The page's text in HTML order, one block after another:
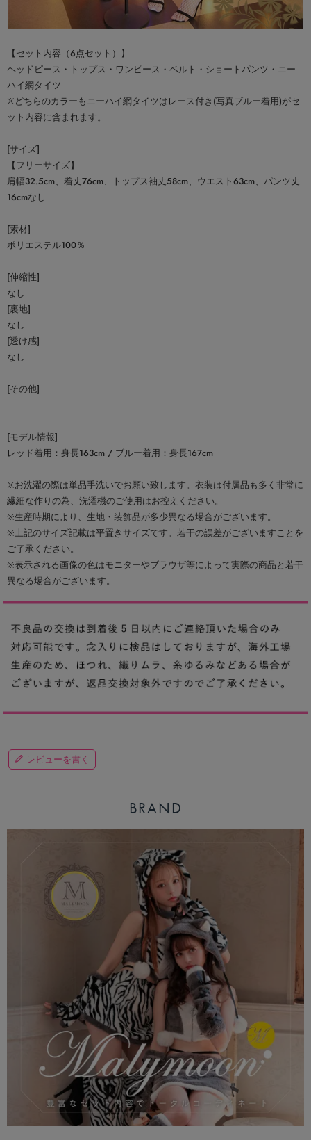
【セット内容（6点セット）】
ヘッドピース・トップス・ワンピース・ベルト・ショートパンツ・ニー
ハイ網タイツ
※どちらのカラーもニーハイ網タイツはレース付き(写真ブルー着用)がセ
ット内容に含まれます。
[サイズ]
【フリーサイズ】
肩幅32.5cm、着丈76cm、トップス袖丈58cm、ウエスト63cm、パンツ丈
16cmなし
[素材]
ポリエステル100％
[伸縮性]
なし
[裏地]
なし
[透け感]
なし
[その他]
[モデル情報]
レッド着用：身長163cm / ブルー着用：身長167cm
※お洗濯の際は単品手洗いでお願い致します。衣装は付属品も多く非常に
繊細な作りの為、洗濯機のご使用はお控えください。
※生産時期により、生地・装飾品が多少異なる場合がございます。
※上記のサイズ記載は平置きサイズです。若干の誤差がございますことを
ご了承ください。
※表示される画像の色はモニターやブラウザ等によって実際の商品と若干
異なる場合がございます。
レビューを書く
BRAND